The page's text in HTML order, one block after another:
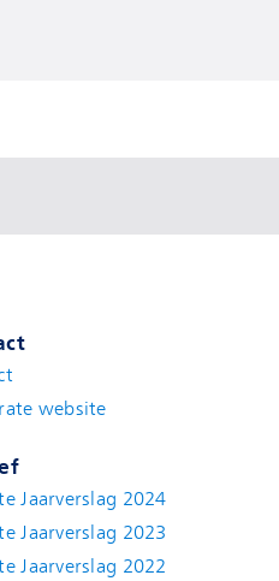
(new window)
website
Jaarverslag 2024
Jaarverslag 2023
Jaarverslag 2022